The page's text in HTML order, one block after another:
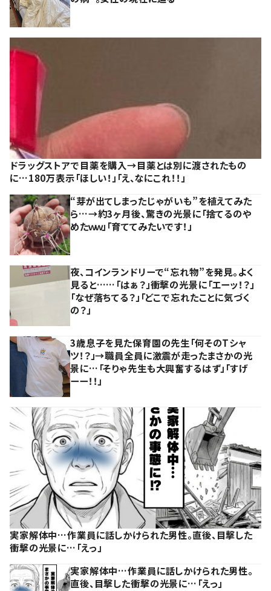
ドラッグストアで目薬を購入→目薬とは別に渡されたもの
に…180万表示「ほしい！」「え、なにこれ！！」
“芽が出てしまったじゃがいも”を植えてみた
ら…→約3ヶ月後、驚きの光景に「捨てるのや
めたｗｗ」「育ててみたいです！」
夜、コインランドリーで“忘れ物”を発見。よく
見ると……「はぁ？」衝撃の光景に「エーッ！？」
「なぜ落ちてる？」「どこで忘れたことに気づく
の？」
3歳息子を見た保育園の先生「何そのTシャ
ツ！？」→職員全員に激震が走ったまさかの光
景に…「そりゃ先生も大興奮するはず」「すげ
ーー！！」
実家解体中…作業員に話しかけられた男性。直後、目撃した
衝撃の光景に…「えっ」
実家解体中…作業員に話しかけられた男性。
直後、目撃した衝撃の光景に…「えっ」